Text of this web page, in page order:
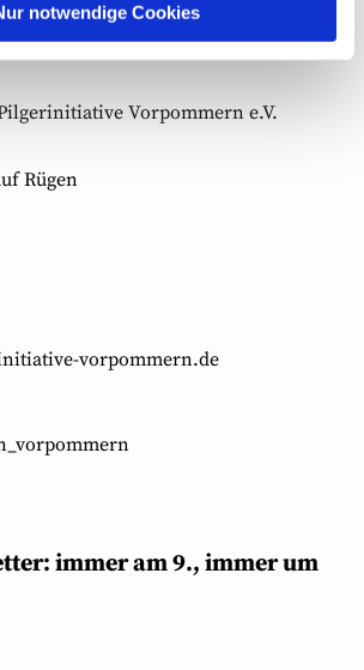
notwendige Cookies
Vorpommern e.V.
Rügen
vorpommern.de
immer am 9., immer um